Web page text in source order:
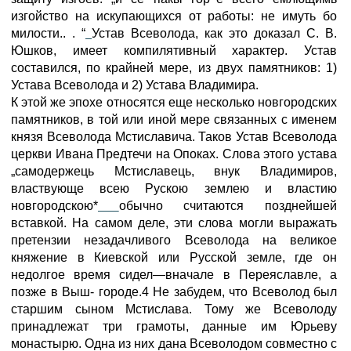
изгойство на искупающихся от работы: не имуть бо
милости.. . “ Устав Всеволода, как это доказал С. В.
Юшков, имеет компилятивный характер. Устав
составился, по крайней мере, из двух памятников: 1)
Устава Всеволода и 2) Устава Владимира.
К этой же эпохе относятся еще несколько новгородских
памятников, в той или иной мере связанных с именем
князя Всеволода Мстиславича. Таков Устав Всеволода
церкви Ивана Предтечи на Опоках. Слова этого устава
„самодержець Мстиславець, внук Владимиров,
властвующе всею Рускою землею и властию
новгородскою*
обычно считаются позднейшей
вставкой. На самом деле, эти слова могли выражать
претензии незадачливого Всеволода на великое
княжение в Киевской или Русской земле, где он
недолгое время сидел—вначале в Переяславле, а
позже в Выш- городе.4 Не забудем, что Всеволод был
старшим сыном Мстислава. Тому же Всеволоду
принадлежат три грамоты, данные им Юрьеву
монастырю. Одна из них дана Всеволодом совместно с